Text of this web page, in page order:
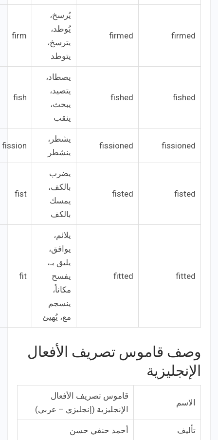
firmed
firmed
يُرسخ،
يُوطد،
يترسخ،
يتوطد
firm
fished
fished
يصطاد،
يتصيد،
يبحث،
ينقب
fish
fissioned
fissioned
يشطر،
ينشطر
fission
fisted
fisted
يضرب
بالكف،
يمسك
بالكف
fist
fitted
fitted
يلائم،
يوافق،
يليق بـ،
يفسح
مكاناً،
ينسجم
مع، يُهيئ
fit
وصف قاموس تصريف الأفعال
الإنجليزية
الاسم
قاموس تصريف الأفعال
الإنجليزية (إنجليزي – عربي)
تأليف أحمد حنفي حسن